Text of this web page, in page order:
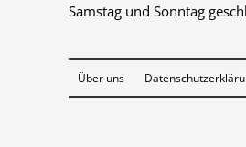
Samstag und Sonntag
Über uns